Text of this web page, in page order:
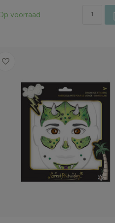
voorraad